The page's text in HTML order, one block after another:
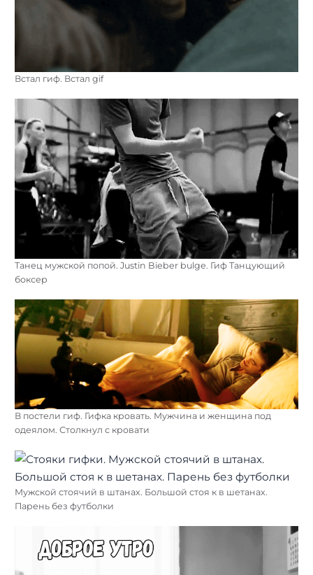
Встал гиф. Встал gif
Танец мужской попой. Justin Bieber bulge. Гиф Танцующий
боксер
В постели гиф. Гифка кровать. Мужчина и женщина под
одеялом. Столкнул с кровати
Мужской стоячий в штанах. Большой стоя к в шетанах.
Парень без футболки